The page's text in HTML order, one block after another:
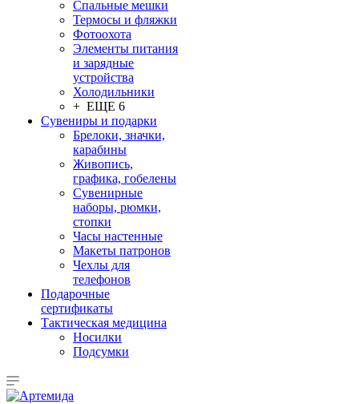
Спальные мешки
Термосы и фляжки
Фотоохота
Элементы питания
и зарядные
устройства
Холодильники
+ ЕЩЕ 6
Сувениры и подарки
Брелоки, значки,
карабины
Живопись,
графика, гобелены
Сувенирные
наборы, рюмки,
стопки
Часы настенные
Макеты патронов
Чехлы для
телефонов
Подарочные
сертификаты
Тактическая медицина
Носилки
Подсумки